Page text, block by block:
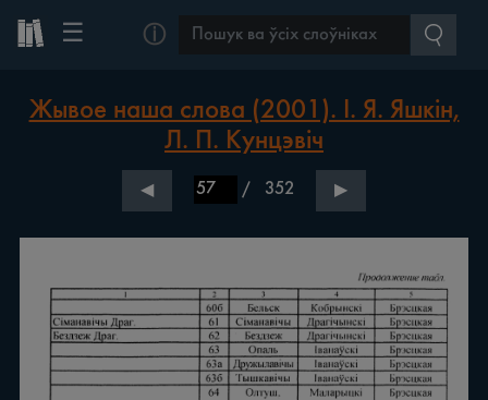
☰ ⓘ
Жывое наша слова (2001). І. Я. Яшкін,
Л. П. Кунцэвіч
◀ / 352 ▶